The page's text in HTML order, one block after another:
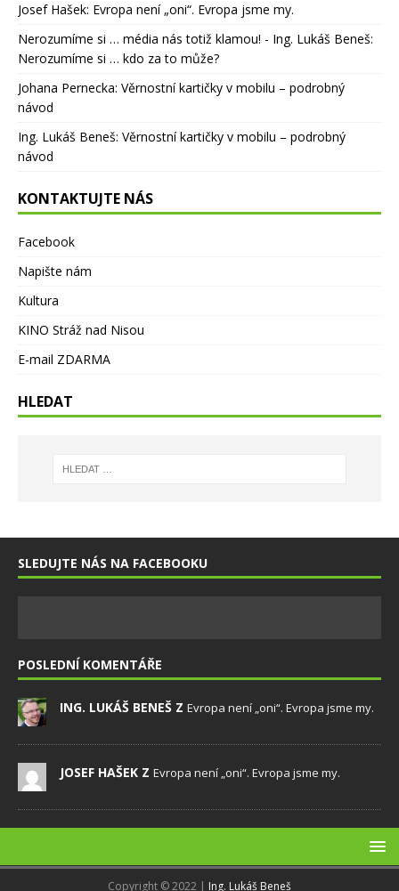
Josef Hašek: Evropa není „oni“. Evropa jsme my.
Nerozumíme si … média nás totiž klamou! - Ing. Lukáš Beneš:
Nerozumíme si … kdo za to může?
Johana Pernecka: Věrnostní kartičky v mobilu – podrobný
návod
Ing. Lukáš Beneš: Věrnostní kartičky v mobilu – podrobný
návod
KONTAKTUJTE NÁS
Facebook
Napište nám
Kultura
KINO Stráž nad Nisou
E-mail ZDARMA
HLEDAT
SLEDUJTE NÁS NA FACEBOOKU
POSLEDNÍ KOMENTÁŘE
ING. LUKÁŠ BENEŠ Z Evropa není „oni“. Evropa jsme my.
JOSEF HAŠEK Z Evropa není „oni“. Evropa jsme my.
Copyright © 2022 | Ing. Lukáš Beneš